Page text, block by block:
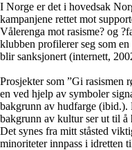
I Norge er det i hovedsak
kampanjene rettet mot
Vålerenga mot rasisme? og
klubben profilerer seg som
blir sanksjonert (internett,
Prosjekter som ”Gi rasismen
en ved hjelp av symboler
bakgrunn av hudfarge (ibid.).
bakgrunn av kultur ser ut til å
Det synes fra mitt ståsted
minoriteter innpass i idretten